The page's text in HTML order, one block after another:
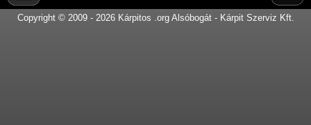
Copyright © 2009 - 2026 Kárpitos .org Alsóbogát - Kárpit Szerviz Kft.